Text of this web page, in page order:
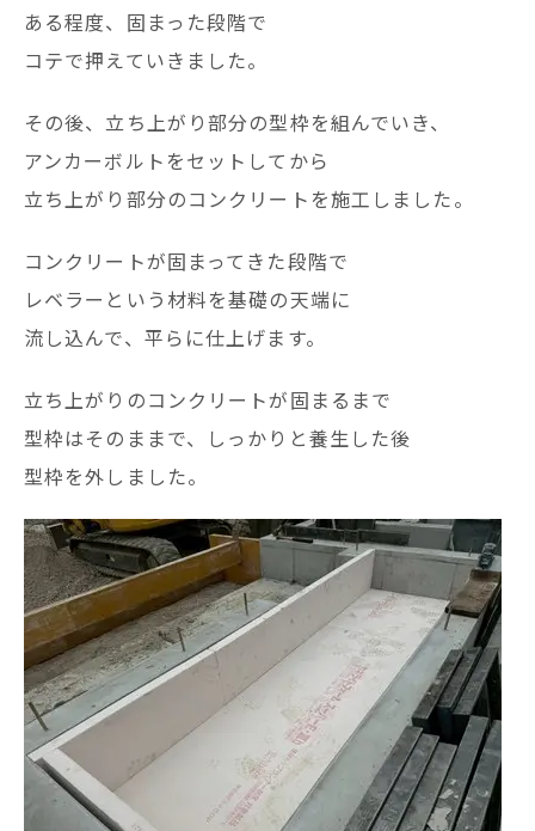
ある程度、固まった段階で
コテで押えていきました。
その後、立ち上がり部分の型枠を組んでいき、
アンカーボルトをセットしてから
立ち上がり部分のコンクリートを施工しました。
コンクリートが固まってきた段階で
レベラーという材料を基礎の天端に
流し込んで、平らに仕上げます。
立ち上がりのコンクリートが固まるまで
型枠はそのままで、しっかりと養生した後
型枠を外しました。